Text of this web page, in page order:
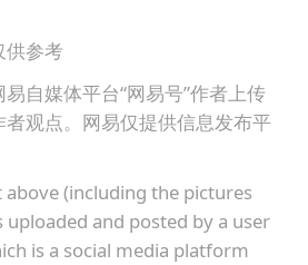
供参考
自媒体平台“网易号”作者上传
观点。网易仅提供信息发布平
above (including the pictures
uploaded and posted by a user
is a social media platform